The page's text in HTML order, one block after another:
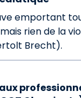
emportant
rien de la
Brecht).